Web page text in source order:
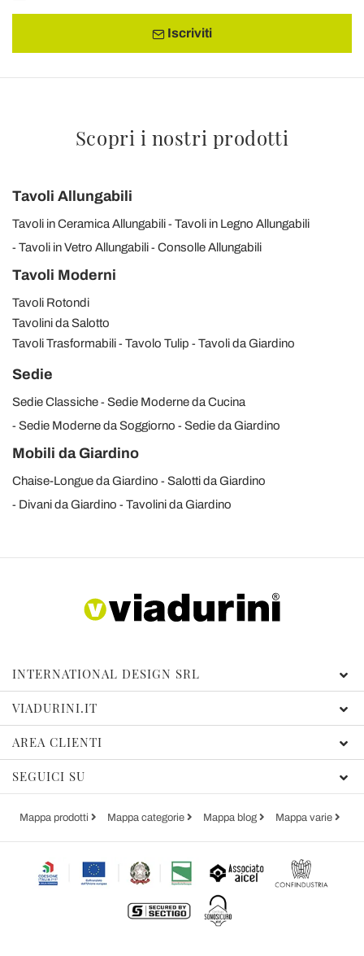
Iscriviti
Scopri i nostri prodotti
Tavoli Allungabili
Tavoli in Ceramica Allungabili
Tavoli in Legno Allungabili
Tavoli in Vetro Allungabili
Consolle Allungabili
Tavoli Moderni
Tavoli Rotondi
Tavolini da Salotto
Tavoli Trasformabili
Tavolo Tulip Tavoli da Giardino
Sedie
Sedie Classiche
Sedie Moderne da Cucina
Sedie Moderne da Soggiorno
Sedie da Giardino
Mobili da Giardino
Chaise-Longue da Giardino
Salotti da Giardino
Divani da Giardino
Tavolini da Giardino
INTERNATIONAL DESIGN SRL
VIADURINI.IT
AREA CLIENTI
SEGUICI SU
Mappa prodotti Mappa categorie Mappa blog Mappa varie